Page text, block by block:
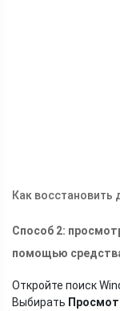
Как
Способ 2:
помощью
Откройте поиск
Выбирать